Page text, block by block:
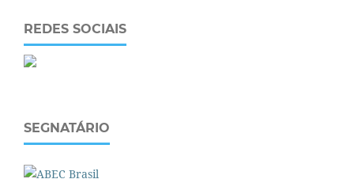
REDES SOCIAIS
SEGNATÁRIO